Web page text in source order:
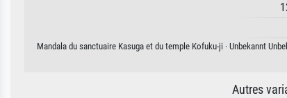
Mandala du sanctuaire Kasuga et du temple Kofuku-ji · Unbekannt
Autres